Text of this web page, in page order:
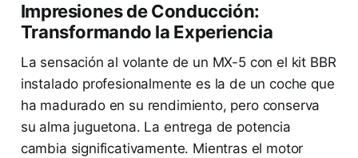
Impresiones de Conducción:
Transformando la Experiencia
La sensación al volante de un MX-5 con el kit BBR
instalado profesionalmente es la de un coche que
ha madurado en su rendimiento, pero conserva
su alma juguetona. La entrega de potencia
cambia significativamente. Mientras el motor